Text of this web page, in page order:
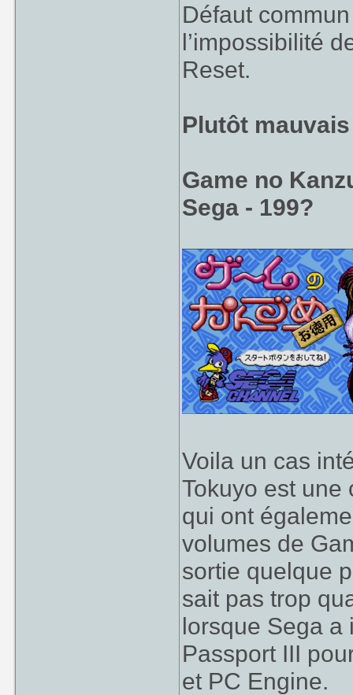
Défaut
l’impossibilité
Reset.
Plutôt mauvais
Game no
Sega - 199?
Voila un cas
Tokuyo est
qui ont
volumes de
sortie quelque
sait pas trop
lorsque Sega a
Passport III
et PC Engine.